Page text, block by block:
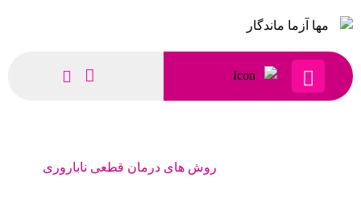
روش های درمان قطعی ناباروری